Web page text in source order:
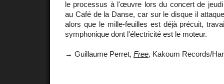
le processus à l'œuvre lors du concert de
au Café de la Danse, car sur le disque il
alors que le mille-feuilles est déjà précuit,
symphonique dont l'électricité est le moteur.
→ Guillaume Perret, Free, Kakoum Records/